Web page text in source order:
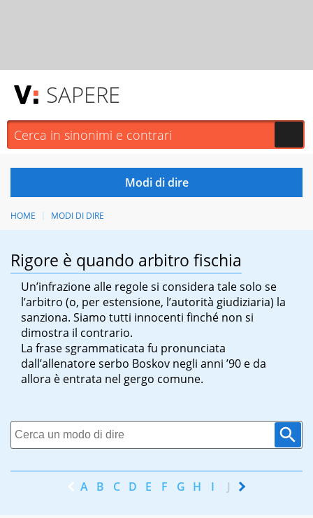
SAPERE
HOME MODI DI DIRE
Rigore è quando arbitro fischia
Un’infrazione alle regole si considera tale solo se
l’arbitro (o, per estensione, l’autorità giudiziaria) la
sanziona. Siamo tutti innocenti finché non si
dimostra il contrario.
La frase sgrammaticata fu pronunciata
dall’allenatore serbo Boskov negli anni ’90 e da
allora è entrata nel gergo comune.
A B C D E F G H I J K